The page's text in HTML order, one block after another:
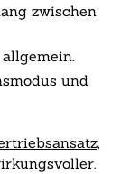
zwischen
und